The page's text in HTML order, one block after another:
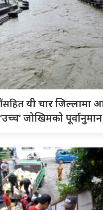
यी चार
जोखिमको पूर्वानुमान